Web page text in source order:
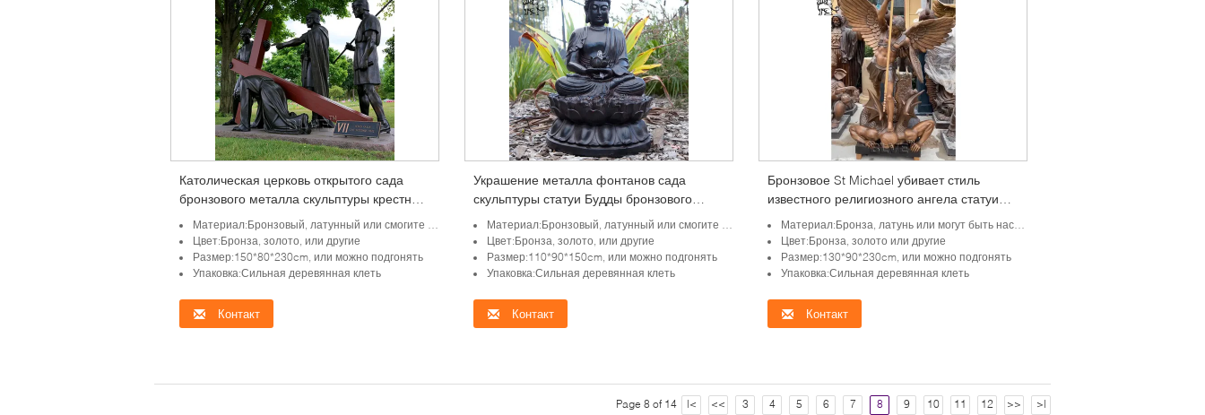
Католическая церковь открытого сада
бронзового металла скульптуры крестного
пути статуи 14 распятия Иисуса
религиозная
Материал:Бронзовый, латунный или смогите быть подгоняно
Цвет:Бронза, золото, или другие
Размер:150*80*230cm, или можно подгонять
Упаковка:Сильная деревянная клеть
Контакт
Украшение металла фонтанов сада
скульптуры статуи Будды бронзового
фонтана Будды в натуральную величину
сидя на открытом воздухе
Материал:Бронзовый, латунный или смогите быть подгоняно
Цвет:Бронза, золото, или другие
Размер:110*90*150cm, или можно подгонять
Упаковка:Сильная деревянная клеть
Контакт
Бронзовое St Michael убивает стиль
известного религиозного ангела статуи
Архангела металла скульптуры дьявола
большой западный
Материал:Бронза, латунь или могут быть настроены
Цвет:Бронза, золото или другие
Размер:130*90*230cm, или можно подгонять
Упаковка:Сильная деревянная клеть
Контакт
Page 8 of 14 |< << 3 4 5 6 7 8 9 10 11 12 >> >|